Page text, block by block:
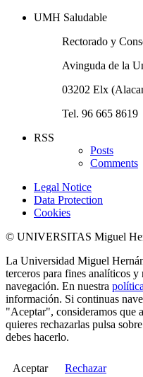
UMH Saludable
Rectorado y
Avinguda de la
03202 Elx
Tel. 96 665 8619
RSS
Posts
Comments
Legal Notice
Data Protection
Cookies
© UNIVERSITAS Miguel
La Universidad Miguel
terceros para fines analíticos y
navegación. En nuestra
información. Si continuas
"Aceptar", consideramos que
quieres rechazarlas pulsa
debes hacerlo.
Aceptar Rechazar